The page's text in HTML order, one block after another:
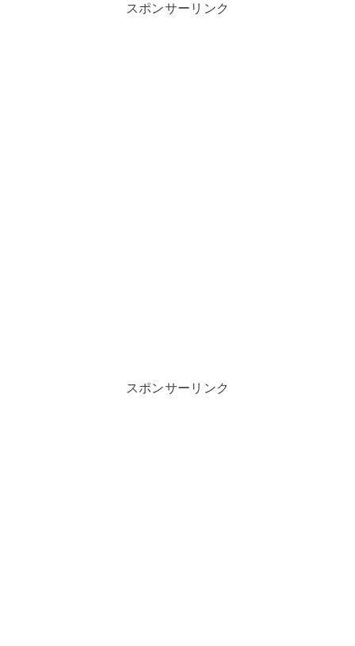
スポンサーリンク
スポンサーリンク